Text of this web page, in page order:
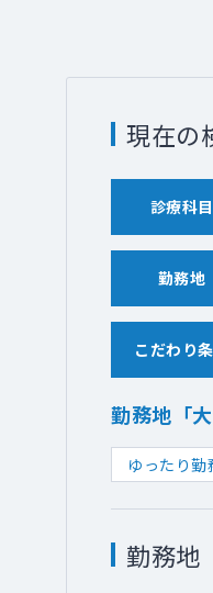
現在の
診療科目
勤務地
こだわり
勤務地「
ゆったり勤
勤務地